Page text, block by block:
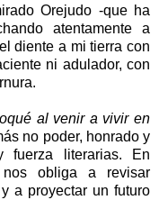
Orejudo -que ha
atentamente a
diente a mi tierra con
ni adulador, con
al venir a vivir en
no poder, honrado y
fuerza literarias. En
nos obliga a revisar
a proyectar un futuro